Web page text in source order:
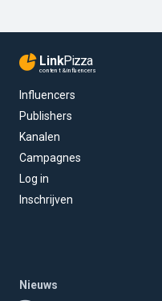
LinkPizza
content & influencers
Influencers
Publishers
Kanalen
Campagnes
Log in
Inschrijven
Nieuws